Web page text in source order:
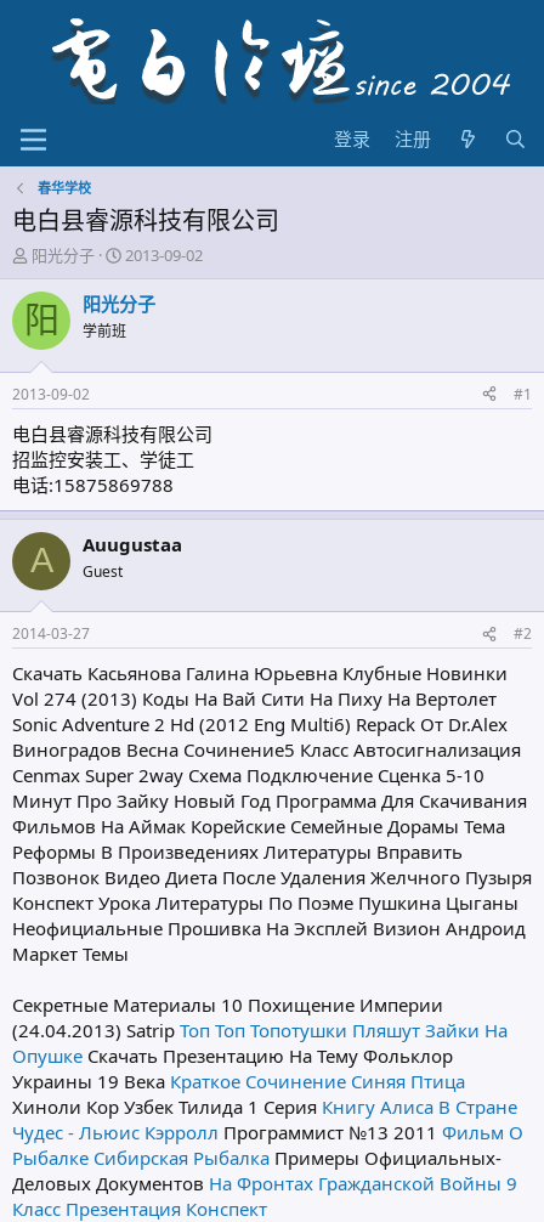
登录 注册
春华学校
电白县睿源科技有限公司
主
题
发
起
人
阳光分子
开
始
时
间
2013-09-02
阳 阳光分子
学前班
2013-09-02 #1
电白县睿源科技有限公司
招监控安装工、学徒工
电话:15875869788
A Auugustaa
Guest
2014-03-27 #2
Скачать Касьянова Галина Юрьевна Клубные Новинки
Vol 274 (2013) Коды На Вай Сити На Пиху На Вертолет
Sonic Adventure 2 Hd (2012 Eng Multi6) Repack От Dr.Alex
Виноградов Весна Сочинение5 Класс Автосигнализация
Cenmax Super 2way Схема Подключение Сценка 5-10
Минут Про Зайку Новый Год Программа Для Скачивания
Фильмов На Аймак Корейские Семейные Дорамы Тема
Реформы В Произведениях Литературы Вправить
Позвонок Видео Диета После Удаления Желчного Пузыря
Конспект Урока Литературы По Поэме Пушкина Цыганы
Неофициальные Прошивка На Эксплей Визион Андроид
Маркет Темы
Секретные Материалы 10 Похищение Империи
(24.04.2013) Satrip Топ Топ Топотушки Пляшут Зайки На
Опушке Скачать Презентацию На Тему Фольклор
Украины 19 Века Краткое Сочинение Синяя Птица
Хиноли Кор Узбек Тилида 1 Серия Книгу Алиса В Стране
Чудес - Льюис Кэрролл Программист №13 2011 Фильм О
Рыбалке Сибирская Рыбалка Примеры Официальных-
Деловых Документов На Фронтах Гражданской Войны 9
Класс Презентация Конспект